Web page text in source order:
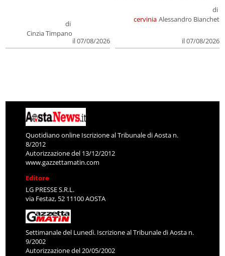
di
Cinzia Timpano
il 07/08/2026
cervinia
di
Alessandro Bianchet
il 07/08/2026
Quotidiano online Iscrizione al Tribunale di Aosta n.
8/2012
Autorizzazione del 13/12/2012
www.gazzettamatin.com
Editore
LG PRESSE S.R.L.
via Festaz, 52 11100 AOSTA
Settimanale del Lunedì. Iscrizione al Tribunale di Aosta n.
9/2002
Autorizzazione del 20/05/2002